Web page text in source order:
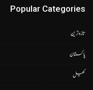
Popular Categories
تازہ ترین
پاکستان
کھیل